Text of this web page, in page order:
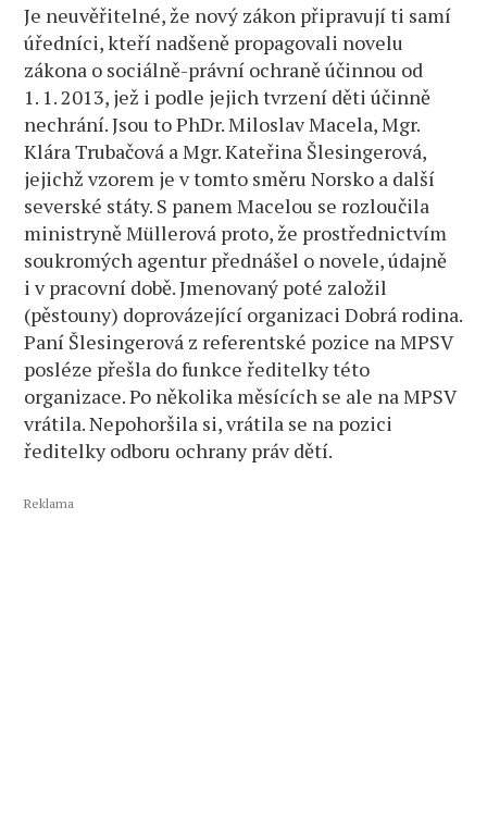
Je neuvěřitelné, že nový zákon připravují ti samí
úředníci, kteří nadšeně propagovali novelu
zákona o sociálně-právní ochraně účinnou od
1. 1. 2013, jež i podle jejich tvrzení děti účinně
nechrání. Jsou to PhDr. Miloslav Macela, Mgr.
Klára Trubačová a Mgr. Kateřina Šlesingerová,
jejichž vzorem je v tomto směru Norsko a další
severské státy. S panem Macelou se rozloučila
ministryně Müllerová proto, že prostřednictvím
soukromých agentur přednášel o novele, údajně
i v pracovní době. Jmenovaný poté založil
(pěstouny) doprovázející organizaci Dobrá rodina.
Paní Šlesingerová z referentské pozice na MPSV
posléze přešla do funkce ředitelky této
organizace. Po několika měsících se ale na MPSV
vrátila. Nepohoršila si, vrátila se na pozici
ředitelky odboru ochrany práv dětí.
Reklama